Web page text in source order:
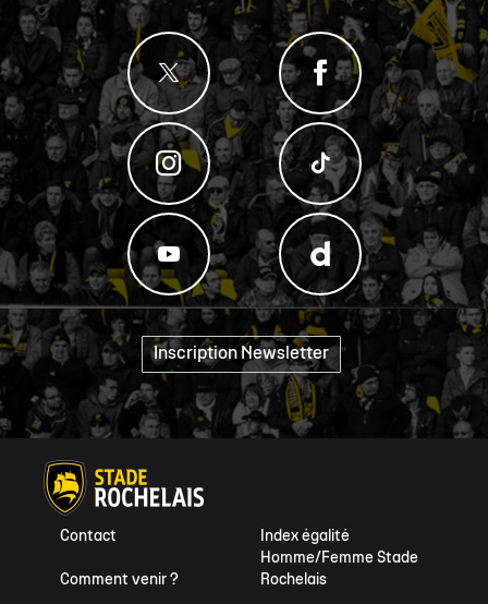
Inscription Newsletter "
Index égalité
Homme/Femme Stade
Rochelais
Contact
Comment venir ?